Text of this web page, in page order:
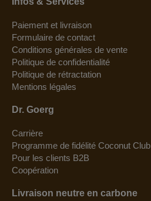
Paiement et livraison
Formulaire de contact
Conditions générales de vente
Politique de confidentialité
Politique de rétractation
Mentions légales
Dr. Goerg
Carrière
Programme de fidélité Coconut Club
Pour les clients B2B
Coopération
Livraison neutre en carbone